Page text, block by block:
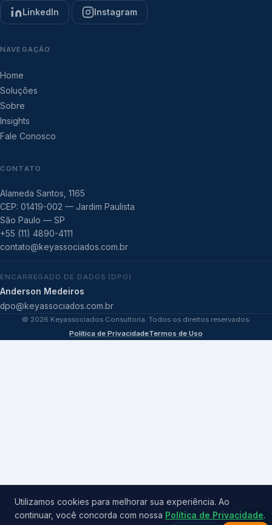
LinkedIn Instagram
NAVEGAÇÃO
Home
Soluções
Sobre
Insights
Fale Conosco
CONTATO
Alameda Santos, 1165
CEP: 01419-002 — Jardim Paulista
São Paulo — SP
+55 (11) 4890-4111
contato@keyassociados.com.br
ENCARREGADO DE DADOS (DPO)
Anderson Medeiros
dpo@keyassociados.com.br
© 2026 Keyassociados Consultoria. Todos os direitos reservados.
Política de PrivacidadeTermos de Uso
Utilizamos cookies para melhorar sua experiência. Ao
continuar, você concorda com nossa Política de Privacidade.